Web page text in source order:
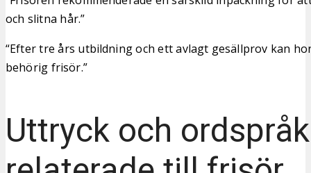
och slitna hår.”
“Efter tre års utbildning och ett avlagt gesällprov kan
behörig frisör.”
Uttryck och ordspråk